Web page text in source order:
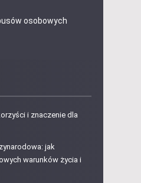
osobowych
i znaczenie dla
jak
warunków życia i